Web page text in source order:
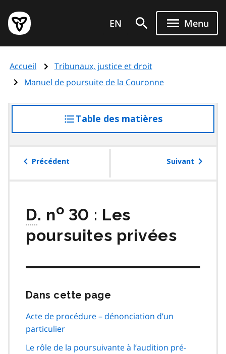
au
contenu
principal
Page
d'accueil
de
l'Ontario
EN Menu
Accueil
Tribunaux, justice et droit
Manuel de poursuite de la Couronne
Table des matières
à
table
Précédent Suivant
D. no 30 : Les
poursuites privées
Dans cette page
navigation
Acte de procédure – dénonciation d’un
particulier
Le rôle de la poursuivante à l’audition pré-